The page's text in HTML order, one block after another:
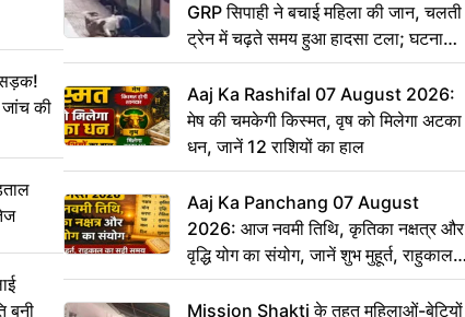
जांच की
बनी
GRP सिपाही ने बचाई महिला की जान, चलती
ट्रेन में चढ़ते समय हुआ हादसा टला; घटना
CCTV में कैद
Aaj Ka Rashifal 07 August 2026:
मेष की चमकेगी किस्मत, वृष को मिलेगा अटका
धन, जानें 12 राशियों का हाल
Aaj Ka Panchang 07 August
2026: आज नवमी तिथि, कृतिका नक्षत्र और
वृद्धि योग का संयोग, जानें शुभ मुहूर्त, राहुकाल
का सही समय
Mission Shakti के तहत महिलाओं-बेटियों